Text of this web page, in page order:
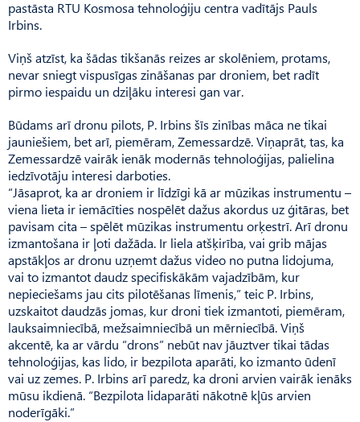
pastāsta RTU Kosmosa tehnoloģiju centra vadītājs Pauls
Irbins.
Viņš atzīst, ka šādas tikšanās reizes ar skolēniem, protams,
nevar sniegt vispusīgas zināšanas par droniem, bet radīt
pirmo iespaidu un dziļāku interesi gan var.
Būdams arī dronu pilots, P. Irbins šīs zinības māca ne tikai
jauniešiem, bet arī, piemēram, Zemessardzē. Viņaprāt, tas, ka
Zemessardzē vairāk ienāk modernās tehnoloģijas, palielina
iedzīvotāju interesi darboties.
“Jāsaprot, ka ar droniem ir līdzīgi kā ar mūzikas instrumentu –
viena lieta ir iemācīties nospēlēt dažus akordus uz ģitāras, bet
pavisam cita – spēlēt mūzikas instrumentu orķestrī. Arī dronu
izmantošana ir ļoti dažāda. Ir liela atšķirība, vai grib mājas
apstākļos ar dronu uzņemt dažus video no putna lidojuma,
vai to izmantot daudz specifiskākām vajadzībām, kur
nepieciešams jau cits pilotēšanas līmenis,” teic P. Irbins,
uzskaitot daudzās jomas, kur droni tiek izmantoti, piemēram,
lauksaimniecībā, mežsaimniecībā un mērniecībā. Viņš
akcentē, ka ar vārdu “drons” nebūt nav jāuztver tikai tādas
tehnoloģijas, kas lido, ir bezpilota aparāti, ko izmanto ūdenī
vai uz zemes. P. Irbins arī paredz, ka droni arvien vairāk ienāks
mūsu ikdienā. “Bezpilota lidaparāti nākotnē kļūs arvien
noderīgā­ki.”